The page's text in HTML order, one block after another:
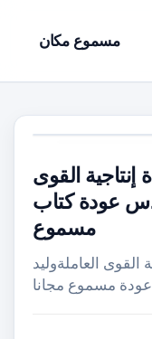
مسموع مكان
إنتاجية القوى
عودة كتاب
مسموع
القوى العاملةوليد
مسموع مجانا